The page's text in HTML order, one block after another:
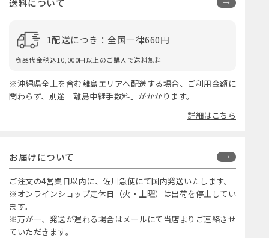
送料について
1配送につき：全国一律660円
商品代金税込10,000円以上のご購入で送料無料
※沖縄県全土を含む離島エリアへ配送する場合、ご利用金額に
関わらず、別途「離島中継手数料」がかかります。
詳細はこちら
お届けについて
ご注文の4営業日以内に、佐川急便にて国内発送いたします。
※オンラインショップ定休日（火・土曜）は出荷を停止してい
ます。
※万が一、発送が遅れる場合はメールにて当店よりご連絡させ
ていただきます。